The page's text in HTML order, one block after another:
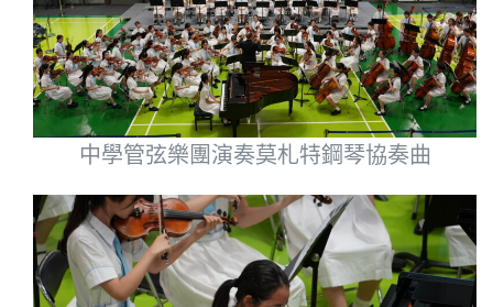
中學管弦樂團演奏莫札特鋼琴協奏曲